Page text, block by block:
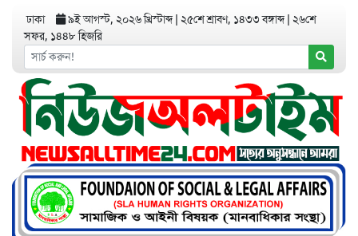
ঢাকা ৯ই আগস্ট, ২০২৬ খ্রিস্টাব্দ ২৫শে শ্রাবণ, ১৪৩৩ বঙ্গাব্দ ২৬শে
সফর, ১৪৪৮ হিজরি